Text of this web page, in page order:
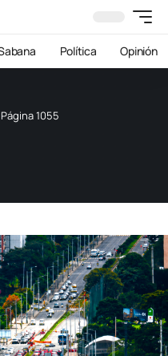
Política Opinión
Página 1055